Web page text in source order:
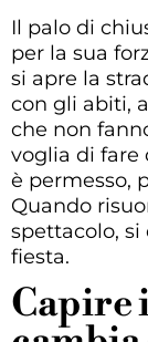
Il palo di
per la sua
si apre la
con gli abiti,
che non
voglia di fare
è permesso,
Quando
spettacolo, si
fiesta.
Capire